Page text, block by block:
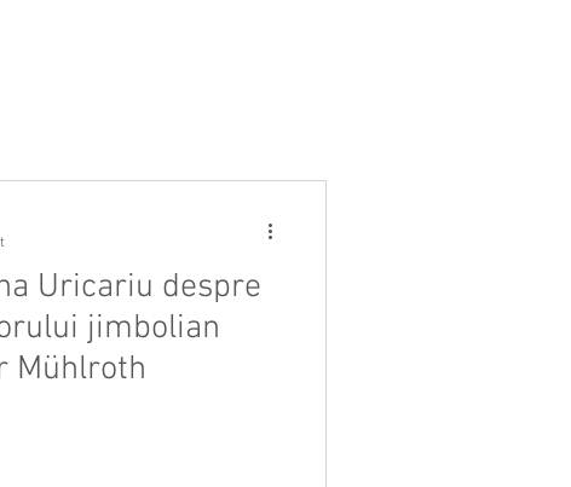
Uricariu despre
jimbolian
Mühlroth